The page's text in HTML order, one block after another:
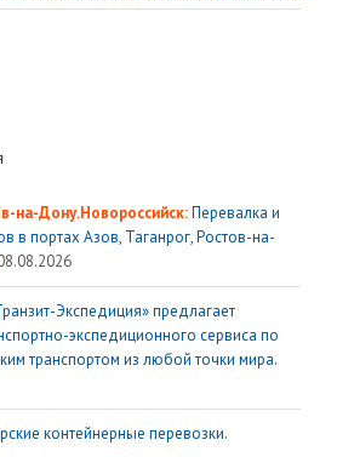
на-Дону.Новороссийск:Перевалка и
в портах Азов, Таганрог, Ростов-на-
Экспедиция» предлагает
экспедиционного сервиса по
транспортом из любой точки мира.
контейнерные перевозки.